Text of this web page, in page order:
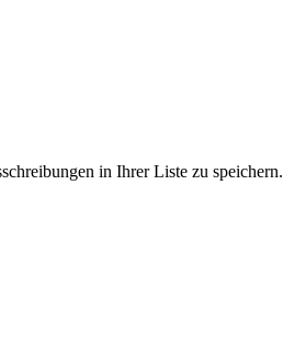
in Ihrer Liste zu speichern.